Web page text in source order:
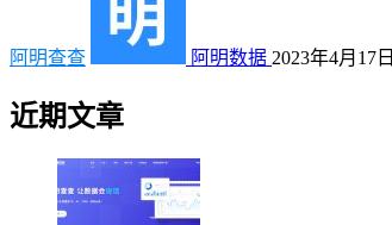
阿明查查 阿明数据 2023年4月17日
近期文章